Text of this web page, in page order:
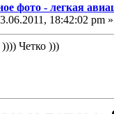
фото - легкая
18:42:02 pm »
Четко )))